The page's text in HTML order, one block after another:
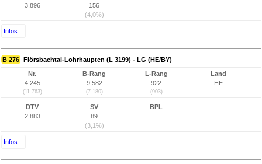
3.896
156
(4,0%)
Infos...
B 276 Flörsbachtal-Lohrhaupten (L 3199) - LG (HE/BY)
Nr.
4.245
(11.763)
B-Rang
9.582
(7.180)
L-Rang
922
(903)
Land
HE
DTV
2.883
SV
89
(3,1%)
BPL
Infos...